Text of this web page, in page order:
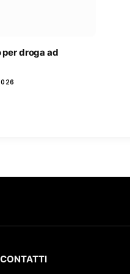
per droga ad
CONTATTI